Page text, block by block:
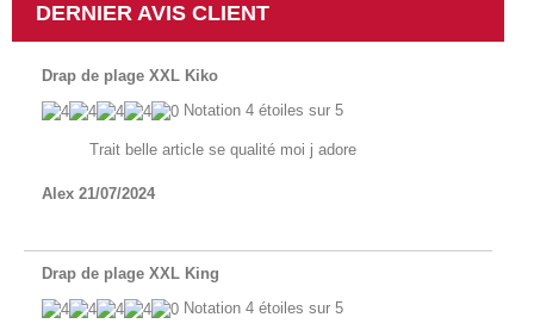
DERNIER AVIS CLIENT
Drap de plage XXL Kiko
Notation 4 étoiles sur 5
Trait belle article se qualité moi j adore
Alex 21/07/2024
Drap de plage XXL King
Notation 4 étoiles sur 5